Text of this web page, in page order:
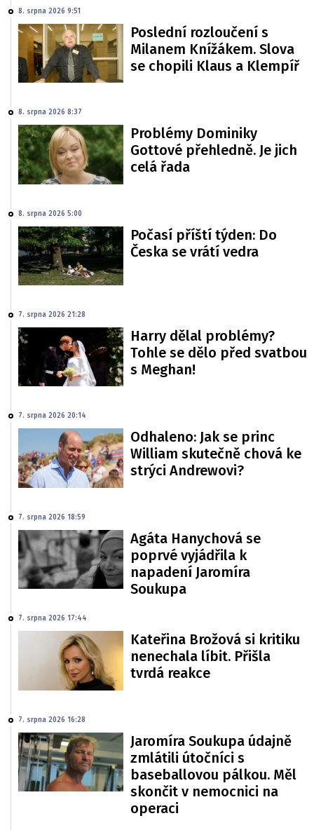
8. srpna 2026 9:51
Poslední rozloučení s
Milanem Knížákem. Slova
se chopili Klaus a Klempíř
8. srpna 2026 8:37
Problémy Dominiky
Gottové přehledně. Je jich
celá řada
8. srpna 2026 5:00
Počasí příští týden: Do
Česka se vrátí vedra
7. srpna 2026 21:28
Harry dělal problémy?
Tohle se dělo před svatbou
s Meghan!
7. srpna 2026 20:14
Odhaleno: Jak se princ
William skutečně chová ke
strýci Andrewovi?
7. srpna 2026 18:59
Agáta Hanychová se
poprvé vyjádřila k
napadení Jaromíra
Soukupa
7. srpna 2026 17:44
Kateřina Brožová si kritiku
nenechala líbit. Přišla
tvrdá reakce
7. srpna 2026 16:28
Jaromíra Soukupa údajně
zmlátili útočníci s
baseballovou pálkou. Měl
skončit v nemocnici na
operaci